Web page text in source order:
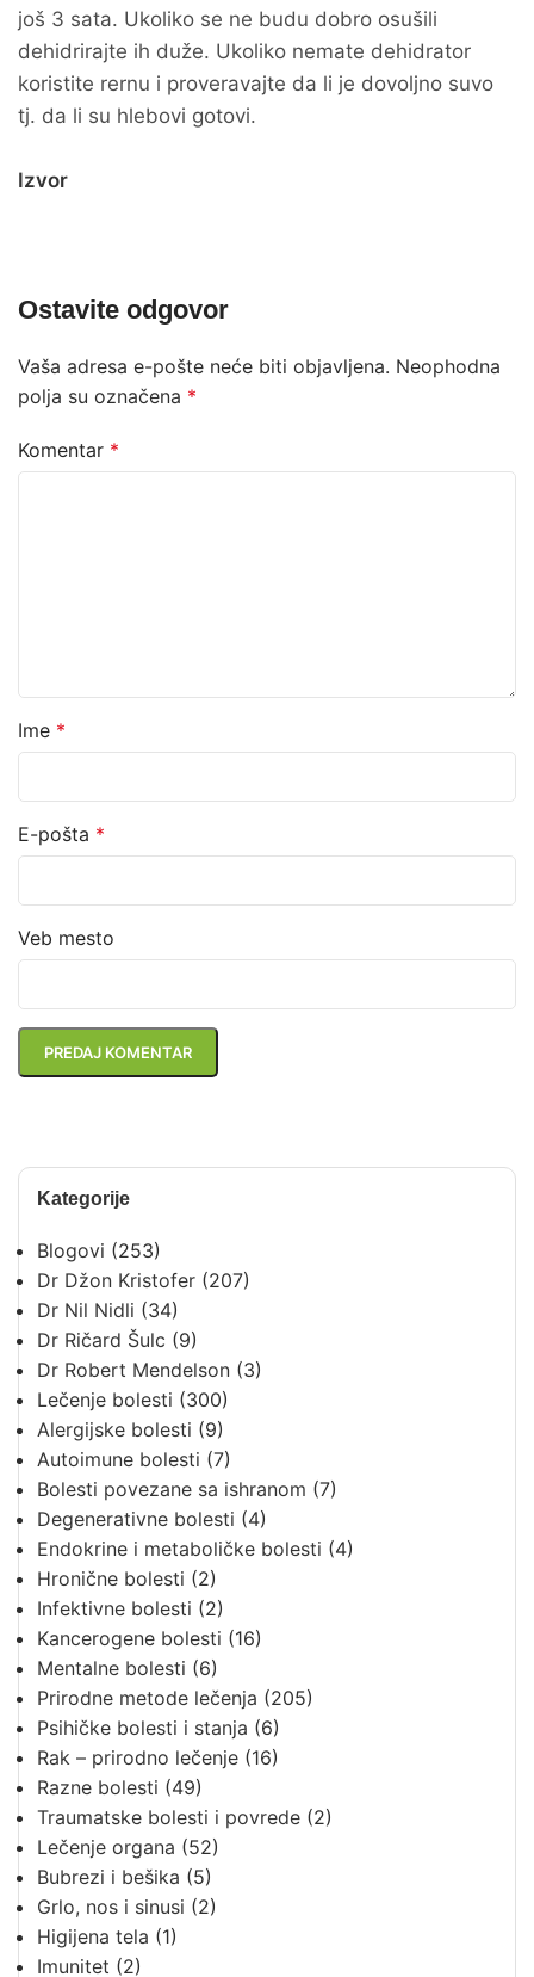
Kategorije
Blogovi (253)
Dr Džon Kristofer (207)
Dr Nil Nidli (34)
Dr Ričard Šulc (9)
Dr Robert Mendelson (3)
Lečenje bolesti (300)
Alergijske bolesti (9)
Autoimune bolesti (7)
Bolesti povezane sa ishranom (7)
Degenerativne bolesti (4)
Endokrine i metaboličke bolesti (4)
Hronične bolesti (2)
Infektivne bolesti (2)
Kancerogene bolesti (16)
Mentalne bolesti (6)
Prirodne metode lečenja (205)
Psihičke bolesti i stanja (6)
Rak – prirodno lečenje (16)
Razne bolesti (49)
Traumatske bolesti i povrede (2)
Lečenje organa (52)
Bubrezi i bešika (5)
Grlo, nos i sinusi (2)
Higijena tela (1)
Imunitet (2)
još 3 sata. Ukoliko se ne budu dobro osušili
dehidrirajte ih duže. Ukoliko nemate dehidrator
koristite rernu i proveravajte da li je dovoljno suvo
tj. da li su hlebovi gotovi.
Izvor
Ostavite odgovor
Vaša adresa e-pošte neće biti objavljena. Neophodna
polja su označena *
Komentar *
Ime *
E-pošta *
Veb mesto